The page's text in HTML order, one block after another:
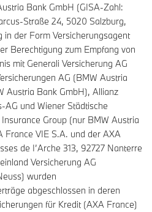
Bank GmbH (GISA-Zahl:
Straße 24, 5020 Salzburg,
in der Form Versicherungsagent
Berechtigung zum Empfang von
mit Generali Versicherung AG
AG (BMW Austria
Austria Bank GmbH), Allianz
AG und Wiener Städtische
Group (nur BMW Austria
France VIE S.A. und der AXA
de I’Arche 313, 92727 Nanterre
Versicherung AG
wurden
abgeschlossen in deren
für Kredit (AXA France)